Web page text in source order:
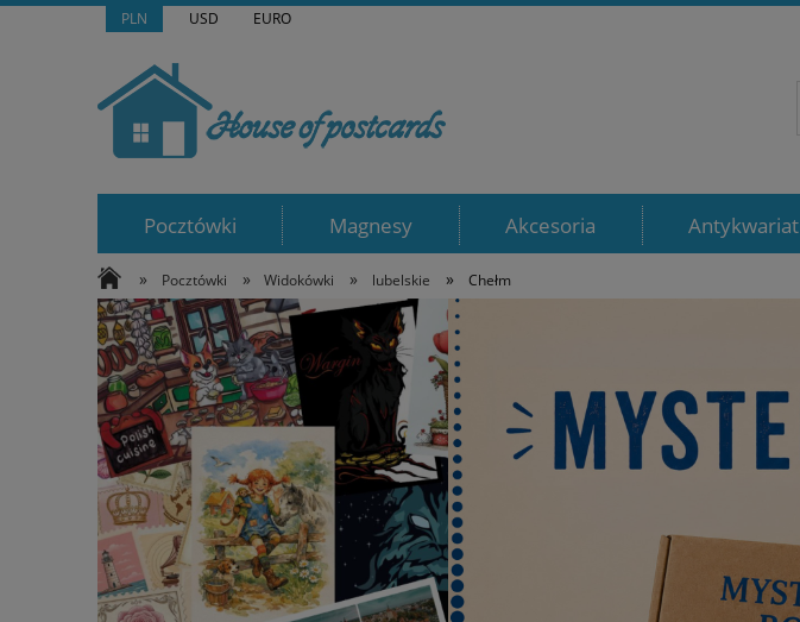
PLN USD EURO
Pocztówki Magnesy Akcesoria Antykwariat
» Pocztówki » Widokówki » lubelskie » Chełm